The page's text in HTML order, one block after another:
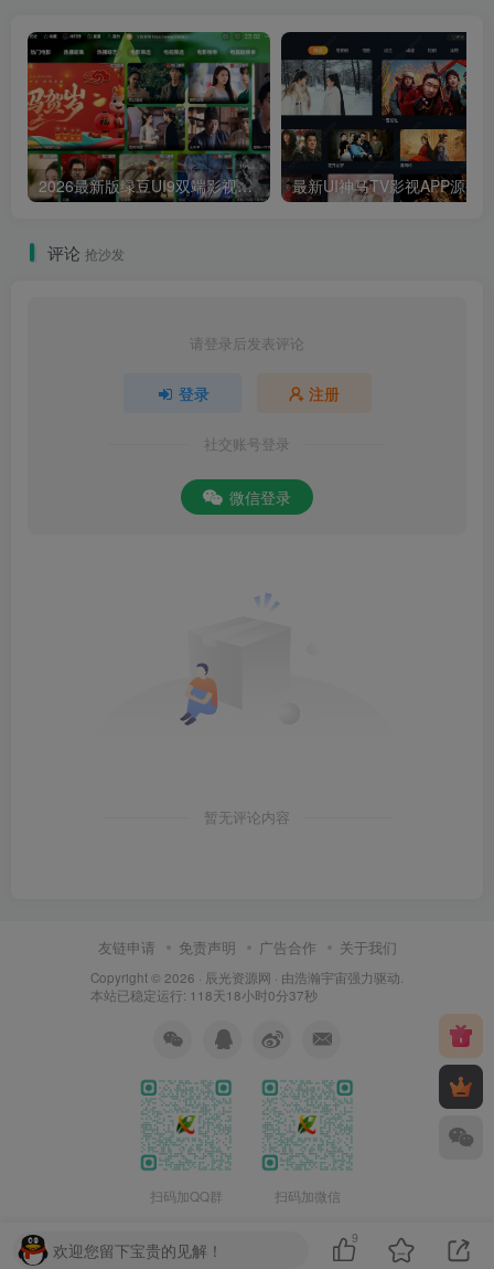
2026最新版绿豆UI9双端影视APP源码
评论 抢沙发
请登录后发表评论
登录 注册
社交账号登录
微信登录
暂无评论内容
友链申请 免责声明 广告合作 关于我们
Copyright © 2026 · 辰光资源网 · 由浩瀚宇宙强力驱动.
本站已稳定运行: 118天18小时0分37秒
扫码加QQ群 扫码加微信
欢迎您留下宝贵的见解！
9